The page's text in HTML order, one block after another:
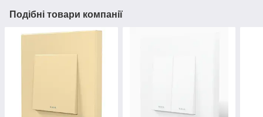
Подібні товари компанії